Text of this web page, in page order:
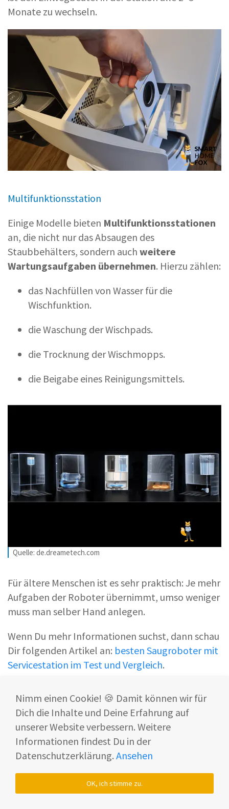
Monate zu wechseln.
Multifunktionsstation
Einige Modelle bieten Multifunktionsstationen
an, die nicht nur das Absaugen des
Staubbehälters, sondern auch weitere
Wartungsaufgaben übernehmen. Hierzu zählen:
das Nachfüllen von Wasser für die
Wischfunktion.
die Waschung der Wischpads.
die Trocknung der Wischmopps.
die Beigabe eines Reinigungsmittels.
Quelle: de.dreametech.com
Für ältere Menschen ist es sehr praktisch: Je mehr
Aufgaben der Roboter übernimmt, umso weniger
muss man selber Hand anlegen.
Wenn Du mehr Informationen suchst, dann schau
Dir folgenden Artikel an: besten Saugroboter mit
Servicestation im Test und Vergleich.
Smarte Navigation inkl. Objekterkennung
Ein Saugroboter für Senioren muss mit einer
zuverlässigen Navigationausgestattet sein.
Somit wird das Zuhause lückenlos abgefahren.
Weiterhin ist eine
Objekterkennung
von Vorteil.
Nimm einen Cookie! 🍪 Damit können wir für
Dich die Inhalte und Deine Erfahrung auf
unserer Website verbessern. Weitere
Informationen findest Du in der
Datenschutzerklärung. Ansehen
OK, ich stimme zu.